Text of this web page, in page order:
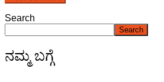
Search
Search
ನಮ್ಮ ಬಗ್ಗೆ